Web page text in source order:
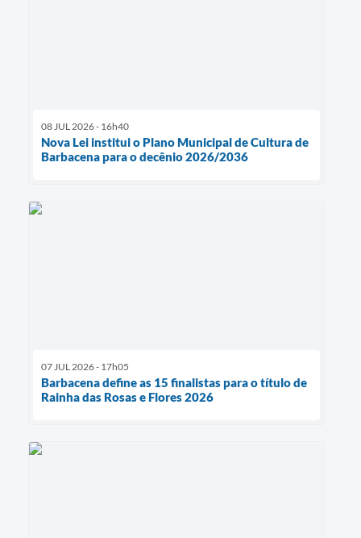
08 JUL 2026 - 16h40
Nova Lei institui o Plano Municipal de Cultura de
Barbacena para o decênio 2026/2036
07 JUL 2026 - 17h05
Barbacena define as 15 finalistas para o título de
Rainha das Rosas e Flores 2026